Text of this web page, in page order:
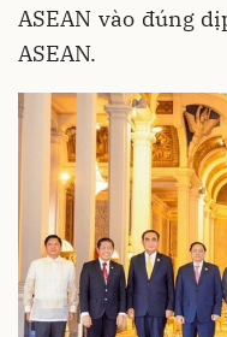
ASEAN vào đúng
ASEAN.